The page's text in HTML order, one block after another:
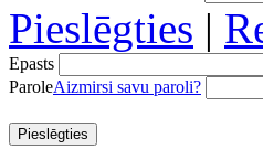
Pieslēgties |
Epasts
ParoleAizmirsi savu paroli?